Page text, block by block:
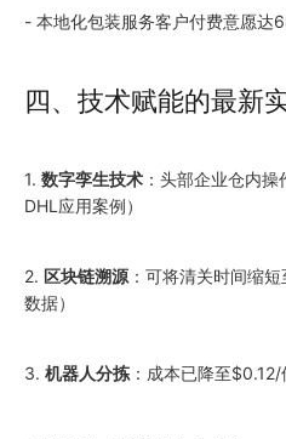
- 本地化包装服务客户付费意愿达
四、技术赋能的最新
1. 数字孪生技术 ：头部企业仓内
DHL应用案例）
2. 区块链溯源 ：可将清关时间缩
数据）
3. 机器人分拣 ：成本已降至